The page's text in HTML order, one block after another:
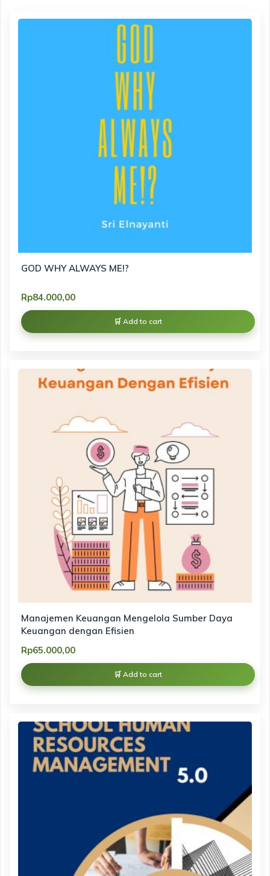
GOD WHY ALWAYS ME!?
Rp84.000,00
Add to cart
Manajemen Keuangan Mengelola Sumber Daya
Keuangan dengan Efisien
Rp65.000,00
Add to cart